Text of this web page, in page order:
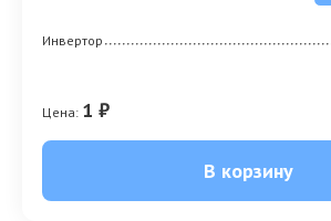
Инвертор
Цена: 1 ₽
В корзину